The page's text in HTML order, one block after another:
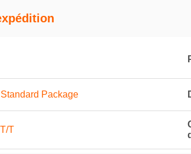
Package
T